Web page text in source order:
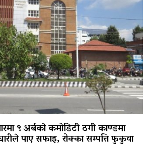
९ अर्बको कमोडिटी ठगी काण्डमा
पाए सफाइ, रोक्का सम्पत्ति फुकुवा